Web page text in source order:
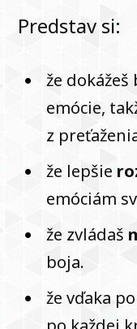
Predstav si:
že
emócie,
z
že lepšie
emóciám
že zvládaš
boja.
že vďaka